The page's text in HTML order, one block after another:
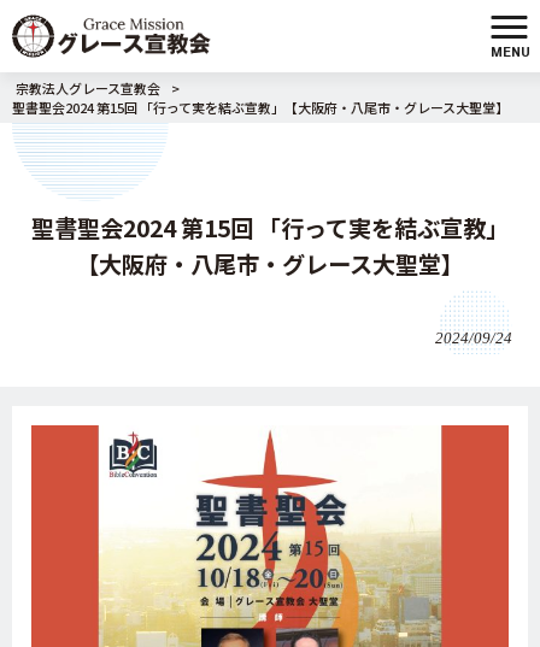
MENU
宗教法人グレース宣教会
>
聖書聖会2024 第15回 「行って実を結ぶ宣教」【大阪府・八尾市・グレース大聖堂】
聖書聖会2024 第15回 「行って実を結ぶ宣教」
【大阪府・八尾市・グレース大聖堂】
2024/09/24